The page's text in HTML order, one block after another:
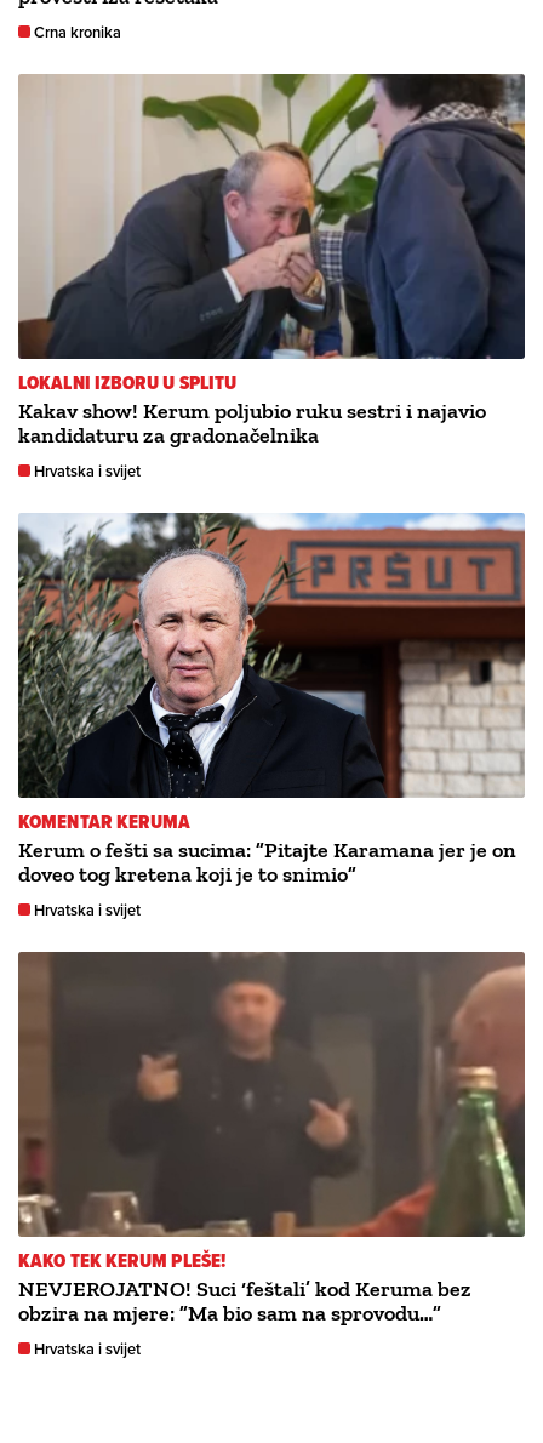
Crna kronika
LOKALNI IZBORU U SPLITU
Kakav show! Kerum poljubio ruku sestri i najavio
kandidaturu za gradonačelnika
Hrvatska i svijet
KOMENTAR KERUMA
Kerum o fešti sa sucima: ”Pitajte Karamana jer je on
doveo tog kretena koji je to snimio”
Hrvatska i svijet
KAKO TEK KERUM PLEŠE!
NEVJEROJATNO! Suci ‘feštali’ kod Keruma bez
obzira na mjere: ”Ma bio sam na sprovodu…”
Hrvatska i svijet